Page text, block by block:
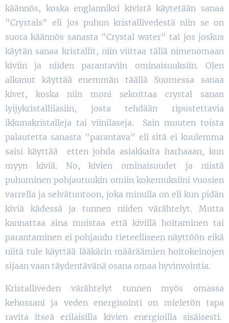
käännös, koska englanniksi kivistä käytetään sanaa
"Crystals" eli jos puhun kristallivedestä niin se on
suora käännös sanasta "Crystal water" tai jos joskus
käytän sanaa kristallit, niin viittaa tällä nimenomaan
kiviin ja niiden parantaviin ominaisuuksiin. Olen
alkanut käyttää enemmän täällä Suomessa sanaa
kivet, koska niin moni sekoittaa crystal sanan
lyijykristallilasiin, josta tehdään ripustettavia
ikkunakristalleja tai viinilaseja. Sain muuten toista
palautetta sanasta "parantava" eli sitä ei kuulemma
saisi käyttää etten johda asiakkaita harhaaan, kun
myyn kiviä. No, kivien ominaisuudet ja niistä
puhuminen pohjautuukin omiin kokemuksiini vuosien
varrella ja selvätuntoon, joka minulla on eli kun pidän
kiviä kädessä ja tunnen niiden värähtelyt. Mutta
kannattaa aina muistaa että kivillä hoitaminen tai
parantaminen ei pohjaudu tieteelliseen näyttöön eikä
niitä tule käyttää lääkärin määräämien hoitokeinojen
sijaan vaan täydentävänä osana omaa hyvinvointia.
Kristalliveden värähtelyt tunnen myös omassa
kehossani ja veden energisointi on mieletön tapa
ravita itseä erilaisilla kivien energioilla sisäisesti.